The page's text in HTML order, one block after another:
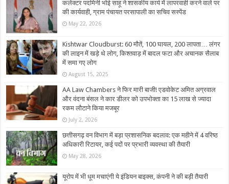
कलेक्टर पदमिनी भोई साहू ने शासकीय कार्य में लापरवाही करने वाले पर
की कार्यवाही, ग्राम पंचायत परसापाली का सचिव सस्पेंड
May 22, 2026
Kishtwar Cloudburst: 60 मौतें, 100 घायल, 200 लापता… लंगर
की लाइन में खड़े थे लोग, किश्तवाड़ में बादल फटा और अचानक सैलाब
में समा गए लोग
August 15, 2025
AA Law Chambers ने फिर मारी बाजी! एडवोकेट अमित अग्रवाल
और वंदना बंसल ने कार डीलर को उपभोक्ता का 15 लाख से ज्यादा
रकम लौटाने किया मजबूर
July 2, 2026
छत्तीसगढ़ वन विभाग में बड़ा प्रशासनिक बदलाव: एक महीने में 4 वरिष्ठ
अधिकारी रिटायर, कई पदों पर प्रभारी व्यवस्था की तैयारी
May 28, 2026
यूरोप में भी धूम मचाएंगी ये इंडियन बाइक्स, कंपनी ने की बड़ी तैयारी